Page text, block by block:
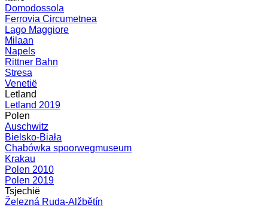
Domodossola
Ferrovia Circumetnea
Lago Maggiore
Milaan
Napels
Rittner Bahn
Stresa
Venetië
Letland
Letland 2019
Polen
Auschwitz
Bielsko-Biała
Chabówka spoorwegmuseum
Krakau
Polen 2010
Polen 2019
Tsjechië
Železná Ruda-Alžbětín